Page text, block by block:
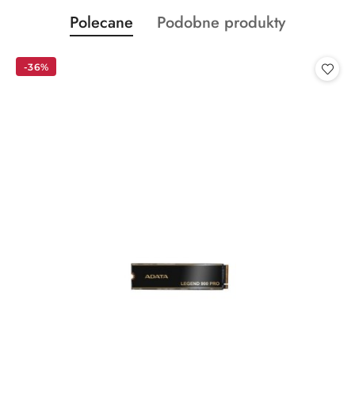
Pomiń karuzelę produktów
Produkty
o
Polecane
Produkty
Podobne produkty
-36%